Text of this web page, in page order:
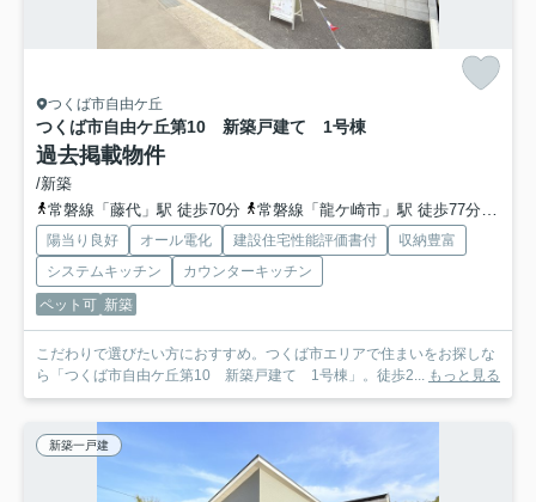
つくば市自由ケ丘
つくば市自由ケ丘第10 新築戸建て 1号棟
過去掲載物件
/新築
常磐線「藤代」駅 徒歩70分
常磐線「龍ケ崎市」駅 徒歩77分車16分 6.1km
陽当り良好 オール電化 建設住宅性能評価書付
収納豊富
システムキッチン
カウンターキッチン
ペット可 新築
こだわりで選びたい方におすすめ。つくば市エリアで住まいをお探しな
ら「つくば市自由ケ丘第10 新築戸建て 1号棟」。徒歩2...
もっと見る
新築一戸建